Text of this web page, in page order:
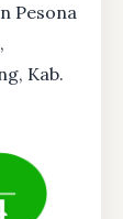
Pesona
Kab.